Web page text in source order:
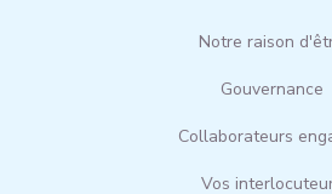
Notre raison
Gouvernance
Collaborateurs
Vos